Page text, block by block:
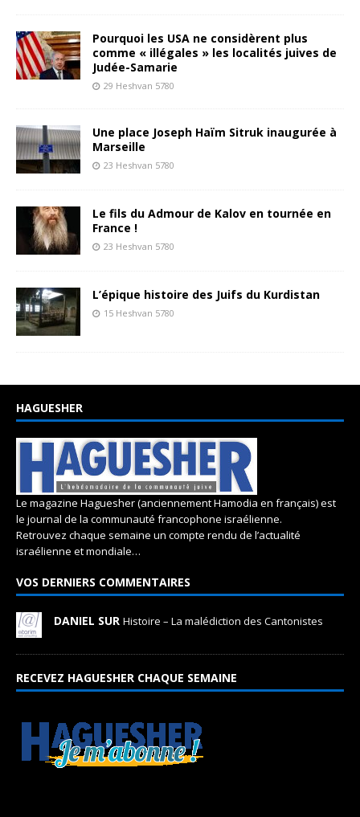
Pourquoi les USA ne considèrent plus
comme « illégales » les localités juives de
Judée-Samarie
29 Heshvan 5780
Une place Joseph Haïm Sitruk inaugurée à
Marseille
23 Heshvan 5780
Le fils du Admour de Kalov en tournée en
France !
23 Heshvan 5780
L’épique histoire des Juifs du Kurdistan
15 Heshvan 5780
HAGUESHER
Le magazine Haguesher (anciennement Hamodia en français) est
le journal de la communauté francophone israélienne.
Retrouvez chaque semaine un compte rendu de l’actualité
israélienne et mondiale…
VOS DERNIERS COMMENTAIRES
DANIEL SUR Histoire – La malédiction des Cantonistes
RECEVEZ HAGUESHER CHAQUE SEMAINE